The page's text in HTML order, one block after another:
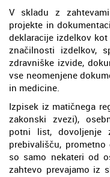
V skladu z
projekte in
deklaracije izdelkov
značilnosti izdelkov,
zdravniške izvide,
vse neomenjene
in medicine.
Izpisek iz matičnega
zakonski zvezi),
potni list, dovoljenje
prebivališču,
so samo nekateri od
zahtevo prevajamo iz